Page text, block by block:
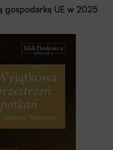
gospodarką UE w 2025